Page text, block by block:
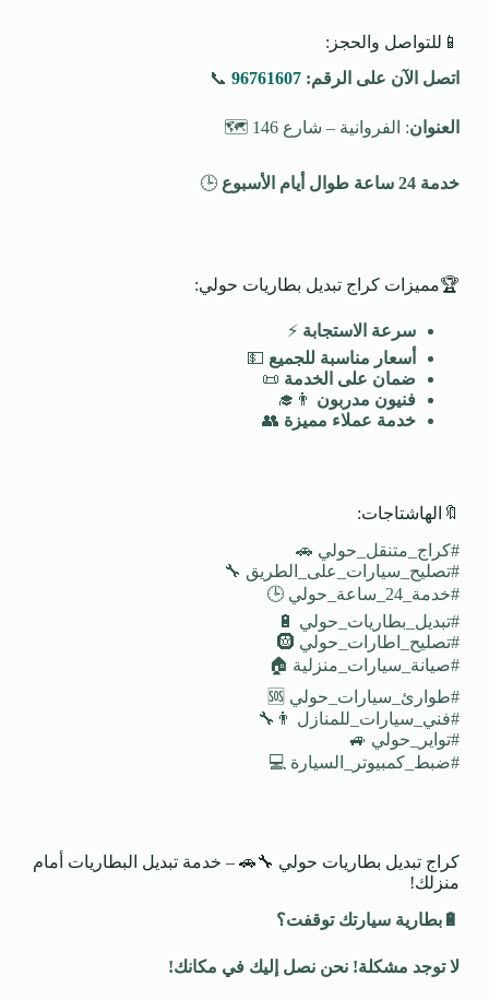
📱للتواصل والحجز:
اتصل الآن على الرقم: 96761607
📞
العنوان: الفروانية – شارع 146 🗺️
خدمة 24 ساعة طوال أيام الأسبوع 🕒
🏆مميزات كراج تبديل بطاريات حولي:
سرعة الاستجابة ⚡
أسعار مناسبة للجميع 💵
ضمان على الخدمة 📜
فنيون مدربون 👨‍🎓
خدمة عملاء مميزة 👥
🔖الهاشتاجات:
#كراج_متنقل_حولي 🚗
#تصليح_سيارات_على_الطريق 🔧
#خدمة_24_ساعة_حولي 🕒
#تبديل_بطاريات_حولي 🔋
#تصليح_اطارات_حولي 🛞
#صيانة_سيارات_منزلية 🏠
#طوارئ_سيارات_حولي 🆘
#فني_سيارات_للمنازل 👨‍🔧
#تواير_حولي 🚙
#ضبط_كمبيوتر_السيارة 💻
كراج تبديل بطاريات حولي 🔧🚗 – خدمة تبديل البطاريات أمام
منزلك!
🔋 بطارية سيارتك توقفت؟
لا توجد مشكلة! نحن نصل إليك في مكانك!